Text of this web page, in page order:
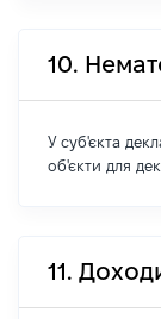
10.
У суб'єкта
об'єкти для
11.